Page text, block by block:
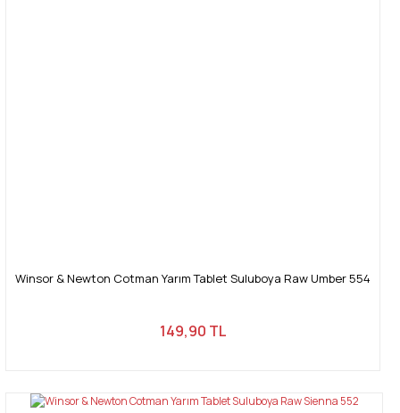
Winsor & Newton Cotman Yarım Tablet Suluboya Raw Umber 554
149,90 TL